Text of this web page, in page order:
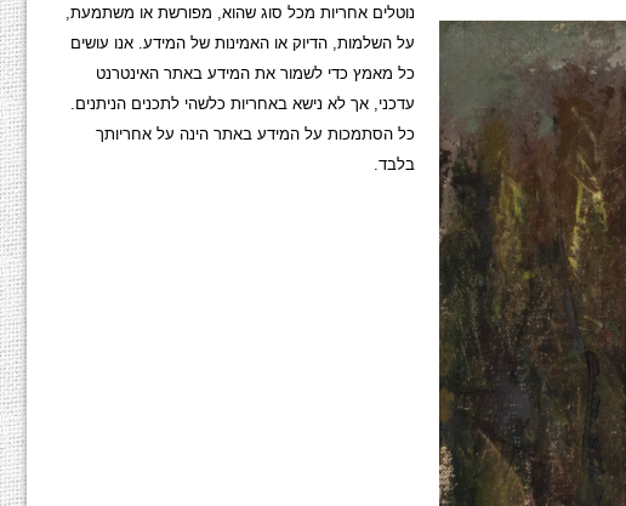
נוטלים אחריות מכל סוג שהוא, מפורשת או משתמעת,
על השלמות, הדיוק או האמינות של המידע. אנו עושים
כל מאמץ כדי לשמור את המידע באתר האינטרנט
עדכני, אך לא נישא באחריות כלשהי לתכנים הניתנים.
כל הסתמכות על המידע באתר הינה על אחריותך
בלבד.